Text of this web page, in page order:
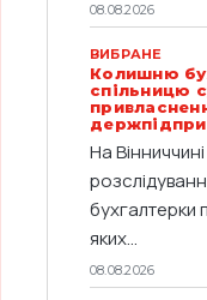
08.08.2026
ВИБРАНЕ
Колишню
спільницю
На
бухгалтерки
яких...
08.08.2026